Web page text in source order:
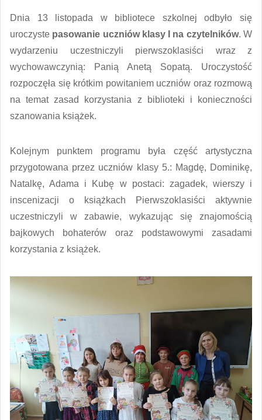
Dnia 13 listopada w bibliotece szkolnej odbyło się
uroczyste pasowanie uczniów klasy I na czytelników. W
wydarzeniu uczestniczyli pierwszoklasiści wraz z
wychowawczynią: Panią Anetą Sopatą. Uroczystość
rozpoczęła się krótkim powitaniem uczniów oraz rozmową
na temat zasad korzystania z biblioteki i konieczności
szanowania książek.
Kolejnym punktem programu była część artystyczna
przygotowana przez uczniów klasy 5.: Magdę, Dominikę,
Natalkę, Adama i Kubę w postaci: zagadek, wierszy i
inscenizacji o książkach Pierwszoklasiści aktywnie
uczestniczyli w zabawie, wykazując się znajomością
bajkowych bohaterów oraz podstawowymi zasadami
korzystania z książek.